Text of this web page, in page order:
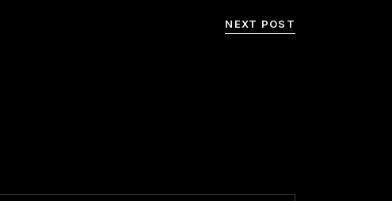
NEXT POST